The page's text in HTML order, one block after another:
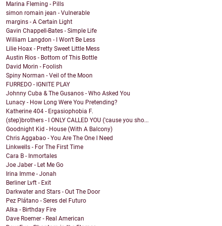
Marina Fleming - Pills
simon romain jean - Vulnerable
margins - A Certain Light
Gavin Chappell-Bates - Simple Life
William Langdon - I Won't Be Less
Lilie Hoax - Pretty Sweet Little Mess
Austin Rios - Bottom of This Bottle
David Morin - Foolish
Spiny Norman - Veil of the Moon
FURREDO - IGNITE PLAY
Johnny Cuba & The Gusanos - Who Asked You
Lunacy - How Long Were You Pretending?
Katherine 404 - Ergasiophobia F.
(step)brothers - I ONLY CALLED YOU ('cause you sho...
Goodnight Kid - House (With A Balcony)
Chris Aggabao - You Are The One I Need
Linkwells - For The First Time
Cara B - Inmortales
Joe Jaber - Let Me Go
Irina Imme - Jonah
Berliner Lvft - Exit
Darkwater and Stars - Out The Door
Pez Plátano - Seres del Futuro
Alka - Birthday Fire
Dave Roemer - Real American